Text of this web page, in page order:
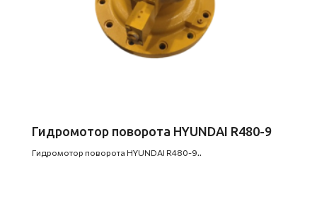
Гидромотор поворота HYUNDAI R480-9
Гидромотор поворота HYUNDAI R480-9..